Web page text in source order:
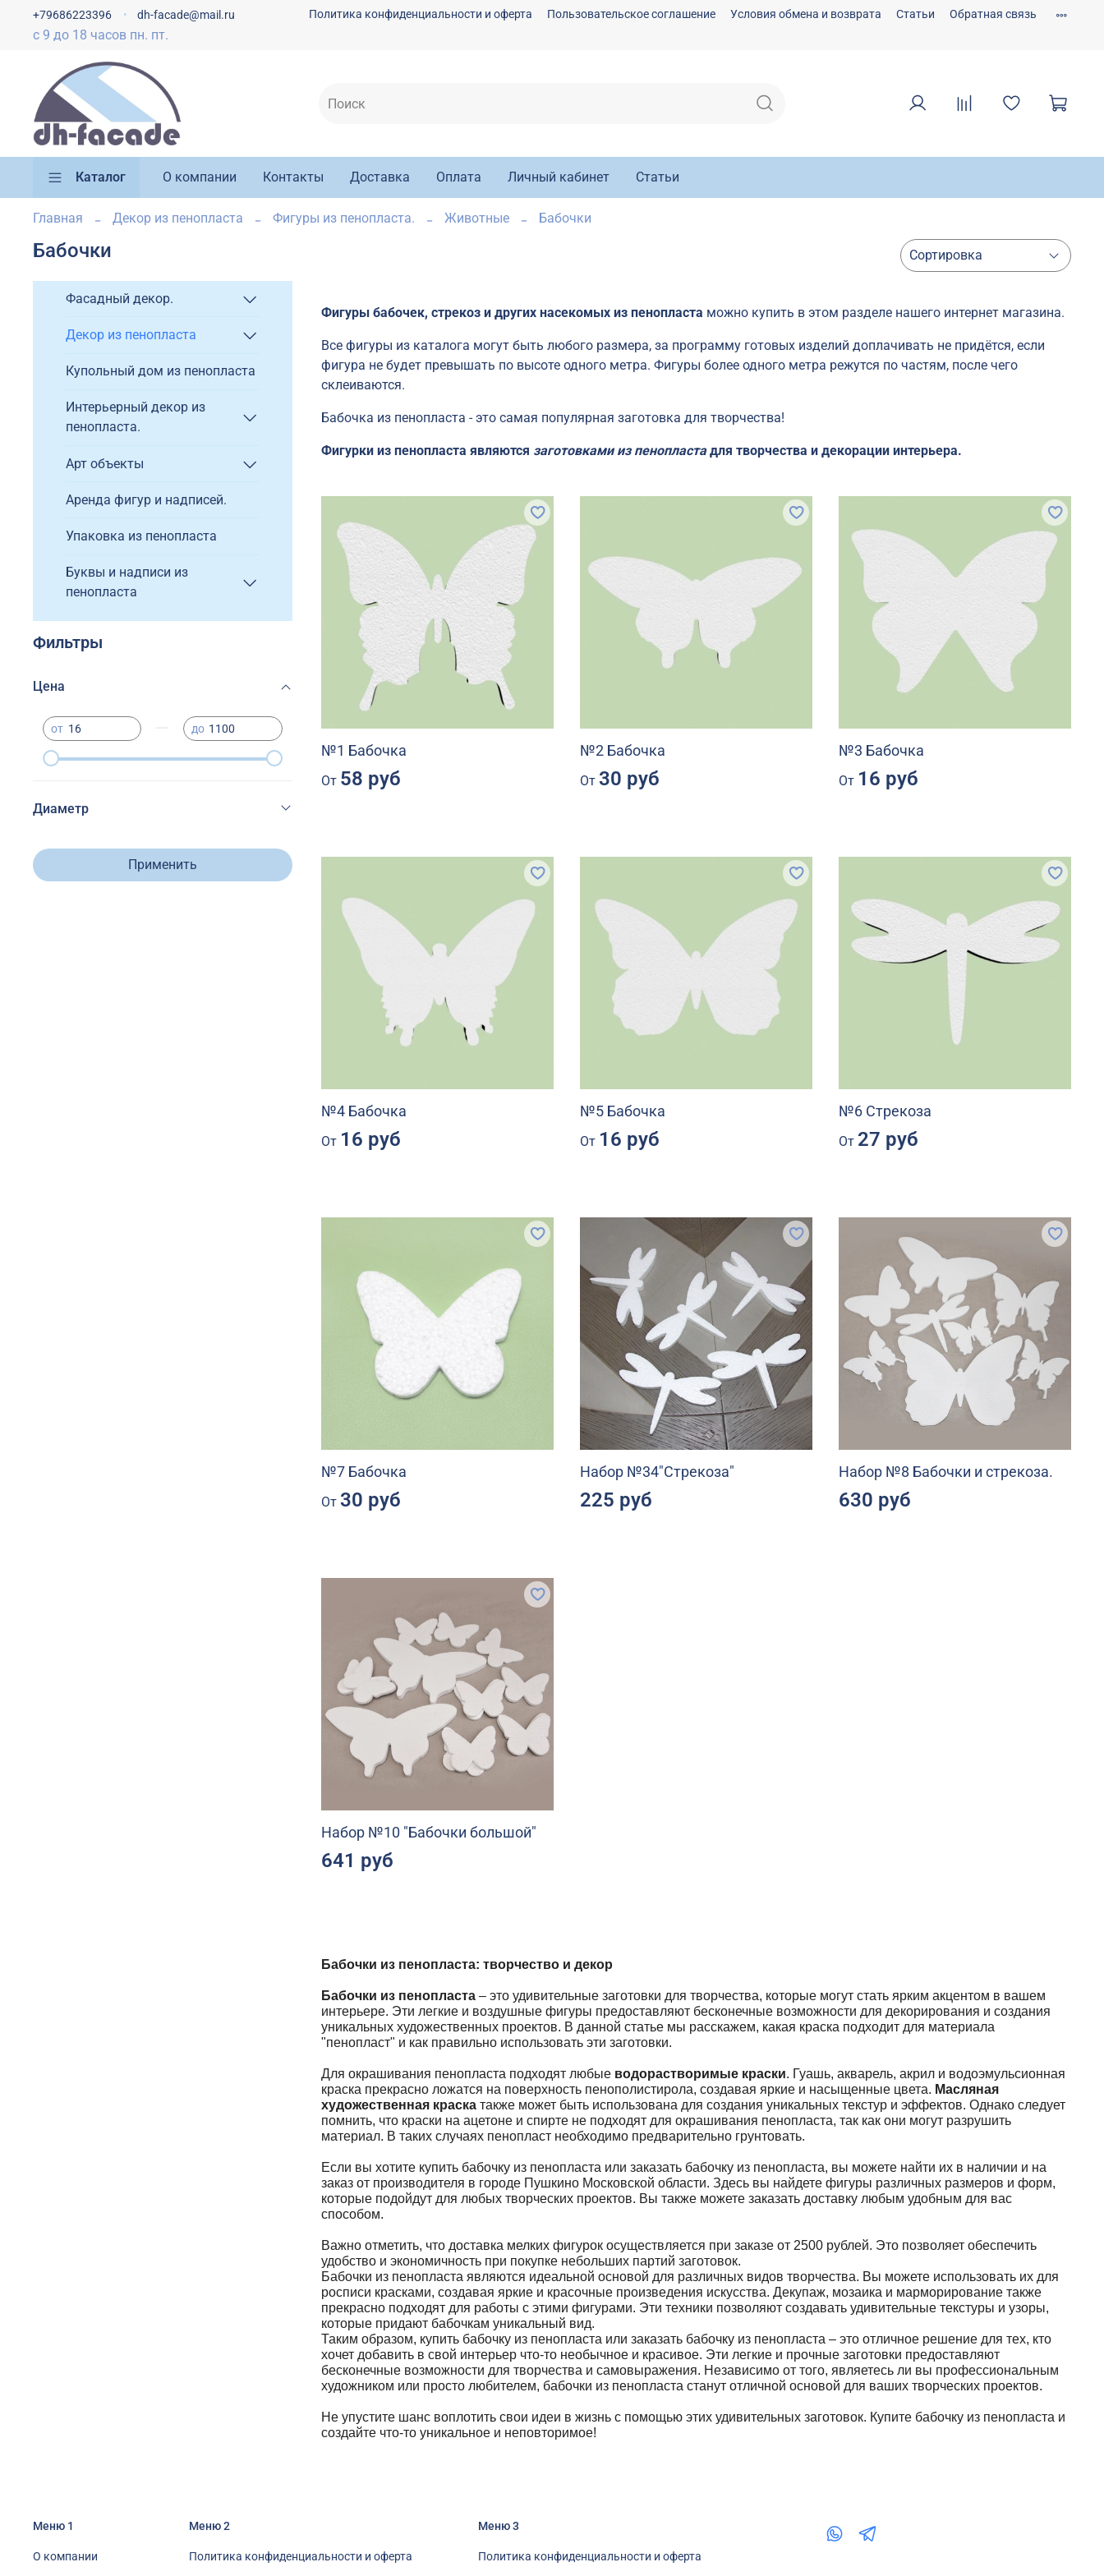
Политика конфиденциальности и оферта Пользовательское соглашение Условия обмена и возврата Статьи Обратная связь
с 9 до 18 часов пн. пт.
+79686223396 dh-facade@mail.ru
Каталог О компании Контакты Доставка Оплата Личный кабинет Статьи
Главная Декор из пенопласта Фигуры из пенопласта. Животные Бабочки
Бабочки
Фигуры бабочек, стрекоз и других насекомых из пенопласта можно купить в этом разделе нашего интернет магазина.
Все фигуры из каталога могут быть любого размера, за программу готовых изделий доплачивать не придётся, если
фигура не будет превышать по высоте одного метра. Фигуры более одного метра режутся по частям, после чего
склеиваются.
Бабочка из пенопласта - это самая популярная заготовка для творчества!
Фигурки из пенопласта являются заготовками из пенопластадля творчества и декорации интерьера.
№1 Бабочка
От 58 руб
№2 Бабочка
От 30 руб
№3 Бабочка
От 16 руб
№4 Бабочка
От 16 руб
№5 Бабочка
От 16 руб
№6 Стрекоза
От 27 руб
№7 Бабочка
От 30 руб
Набор №34"Стрекоза"
225 руб
Набор №8 Бабочки и стрекоза.
630 руб
Набор №10 "Бабочки большой"
641 руб
Бабочки из пенопласта: творчество и декор
Бабочки из пенопласта– это удивительные заготовки для творчества, которые могут стать ярким акцентом в вашем
интерьере. Эти легкие и воздушные фигуры предоставляют бесконечные возможности для декорирования и создания
уникальных художественных проектов. В данной статье мы расскажем, какая краска подходит для материала
"пенопласт" и как правильно использовать эти заготовки.
Для окрашивания пенопласта подходят любые водорастворимые краски. Гуашь, акварель, акрил и водоэмульсионная
краска прекрасно ложатся на поверхность пенополистирола, создавая яркие и насыщенные цвета. Масляная
художественная краска также может быть использована для создания уникальных текстур и эффектов. Однако следует
помнить, что краски на ацетоне и спирте не подходят для окрашивания пенопласта, так как они могут разрушить
материал. В таких случаях пенопласт необходимо предварительно грунтовать.
Если вы хотите купить бабочку из пенопласта или заказать бабочку из пенопласта, вы можете найти их в наличии и на
заказ от производителя в городе Пушкино Московской области. Здесь вы найдете фигуры различных размеров и форм,
которые подойдут для любых творческих проектов. Вы также можете заказать доставку любым удобным для вас
способом.
Важно отметить, что доставка мелких фигурок осуществляется при заказе от 2500 рублей. Это позволяет обеспечить
удобство и экономичность при покупке небольших партий заготовок.
Бабочки из пенопласта являются идеальной основой для различных видов творчества. Вы можете использовать их для
росписи красками, создавая яркие и красочные произведения искусства. Декупаж, мозаика и марморирование также
прекрасно подходят для работы с этими фигурами. Эти техники позволяют создавать удивительные текстуры и узоры,
которые придают бабочкам уникальный вид.
Таким образом, купить бабочку из пенопласта или заказать бабочку из пенопласта – это отличное решение для тех, кто
хочет добавить в свой интерьер что-то необычное и красивое. Эти легкие и прочные заготовки предоставляют
бесконечные возможности для творчества и самовыражения. Независимо от того, являетесь ли вы профессиональным
художником или просто любителем, бабочки из пенопласта станут отличной основой для ваших творческих проектов.
Не упустите шанс воплотить свои идеи в жизнь с помощью этих удивительных заготовок. Купите бабочку из пенопласта и
создайте что-то уникальное и неповторимое!
Фасадный декор.
Декор из пенопласта
Купольный дом из пенопласта
Интерьерный декор из
пенопласта.
Арт объекты
Аренда фигур и надписей.
Упаковка из пенопласта
Буквы и надписи из
пенопласта
Фильтры
Цена
от до
Диаметр
Применить
Меню 1
О компании
Меню 2
Политика конфиденциальности и оферта
Меню 3
Политика конфиденциальности и оферта